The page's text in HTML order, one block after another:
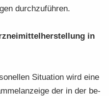
durch­zu­füh­ren.
in
Si­tua­ti­on wird eine
der in der be­